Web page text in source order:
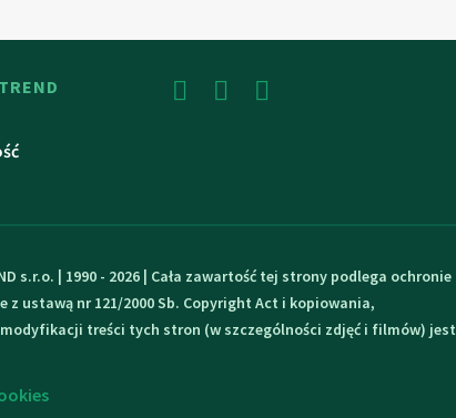
s.r.o. | 1990 - 2026 | Cała zawartość tej strony podlega ochronie
z ustawą nr 121/2000 Sb. Copyright Act i kopiowania,
treści tych stron (w szczególności zdjęć i filmów) jest